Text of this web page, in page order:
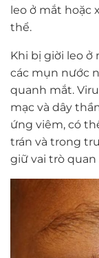
leo ở mắt hoặc
thể.
Khi bị giời leo
các mụn nước
quanh mắt.
mạc và dây
ứng viêm, có
trán và trong
giữ vai trò